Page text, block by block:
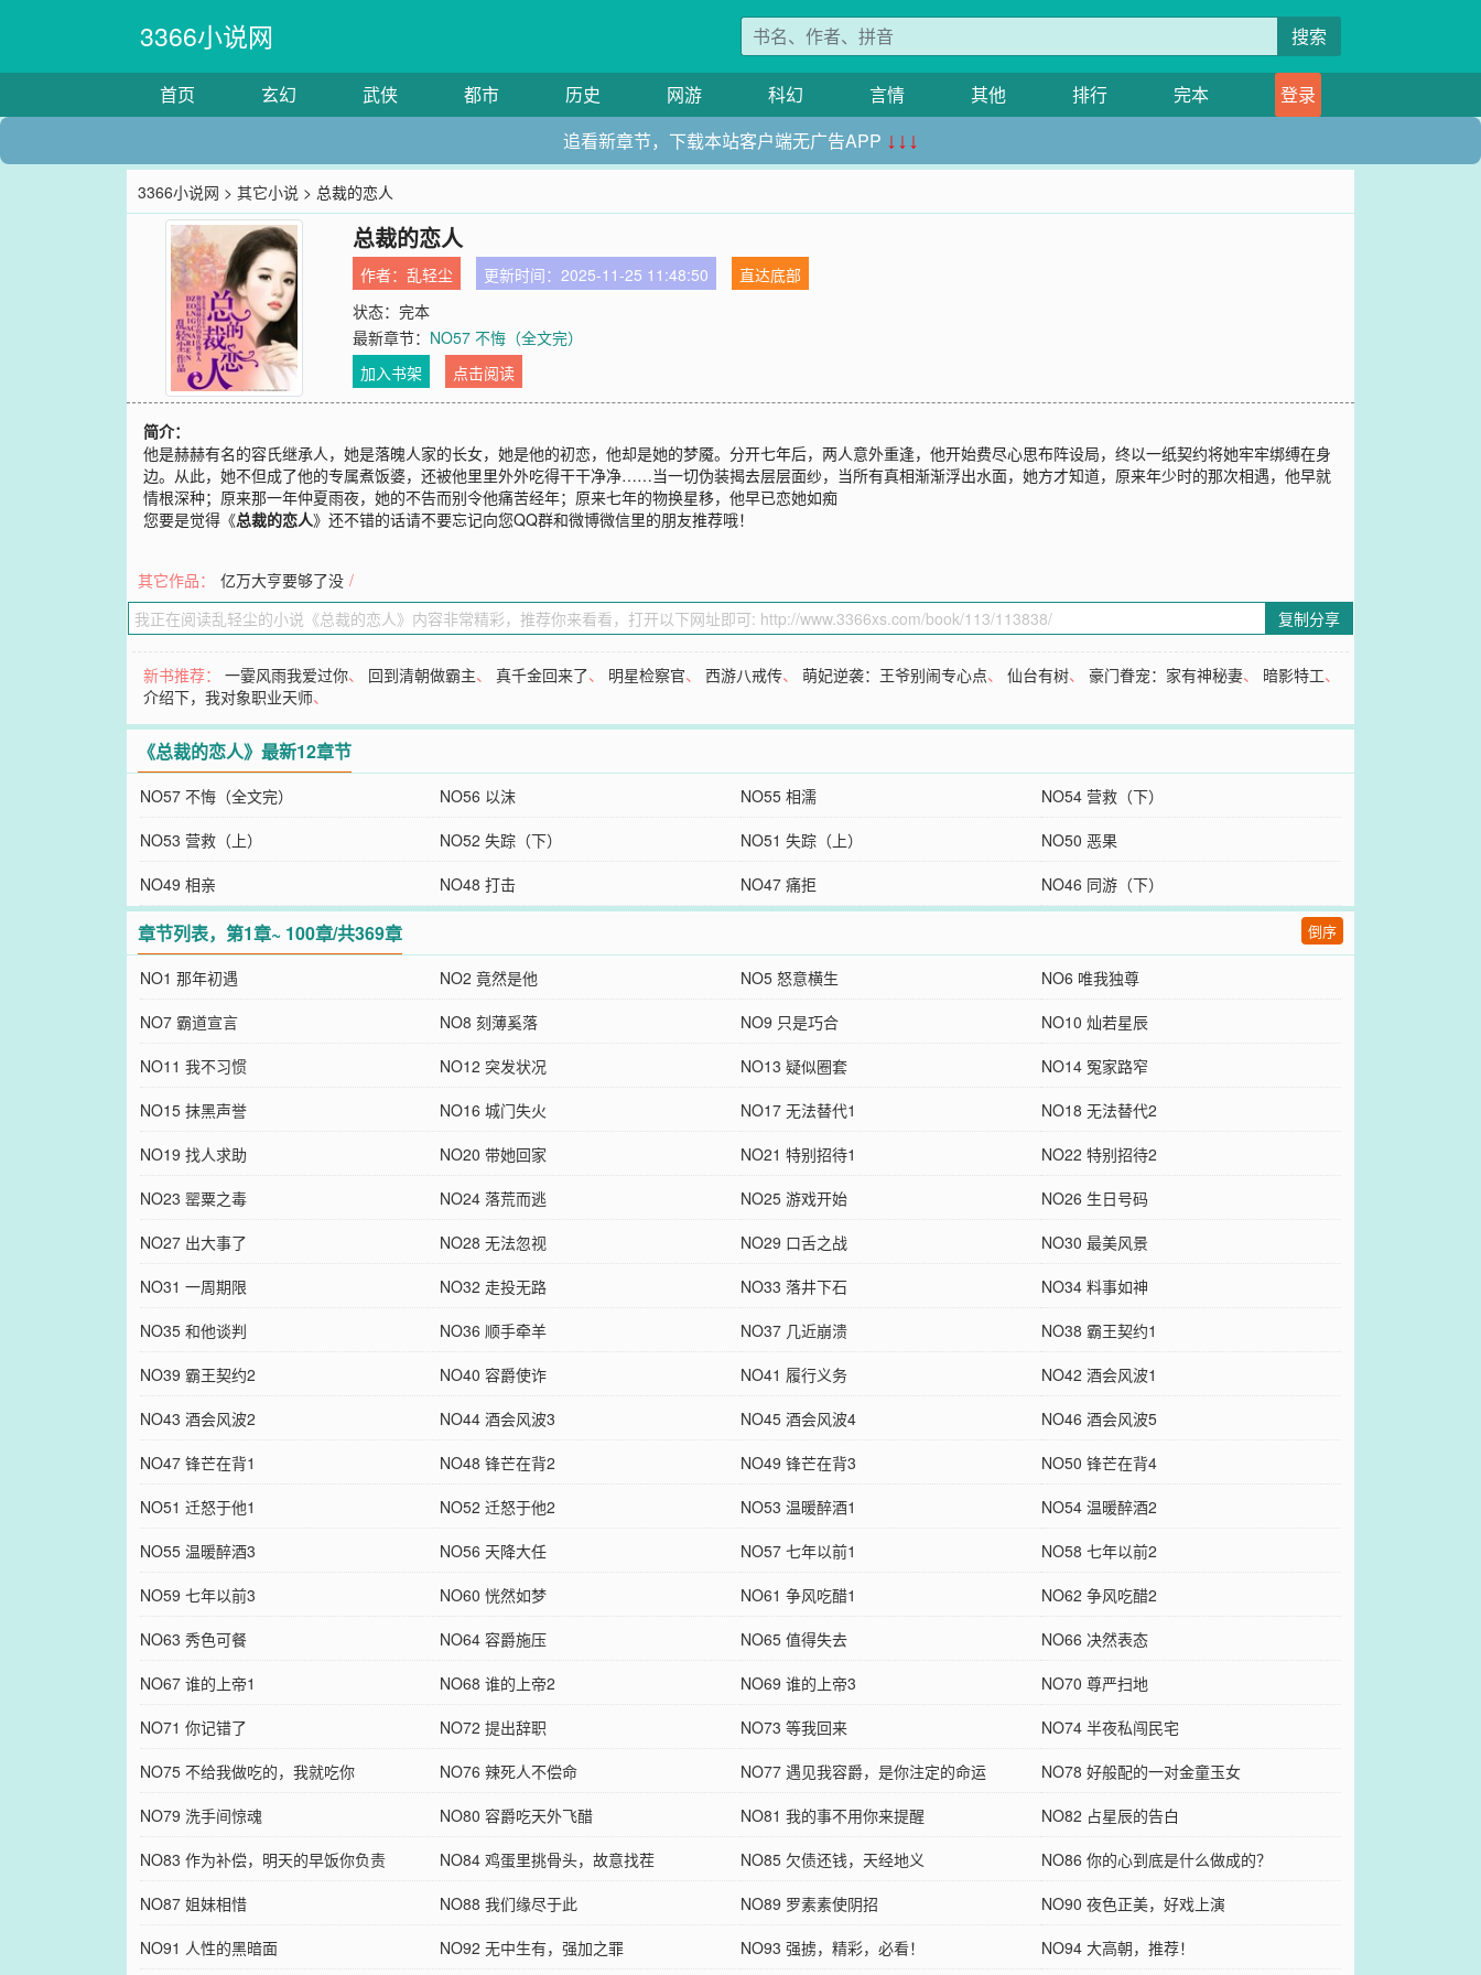
3366小说网 搜索
首页 玄幻 武侠 都市 历史 网游 科幻 言情 其他 排行 完本
登录
追看新章节，下载本站客户端无广告APP ↓↓↓
3366小说网 >其它小说 > 总裁的恋人
总裁的恋人
作者：乱轻尘 更新时间：2025-11-25 11:48:50
直达底部
状态：完本
最新章节： NO57 不悔（全文完）
加入书架
点击阅读
简介：
他是赫赫有名的容氏继承人，她是落魄人家的长女，她是他的初恋，他却是她的梦魇。分开七年后，两人意外重逢，他开始费尽心思布阵设局，终以一纸契约将她牢牢绑缚在身
边。从此，她不但成了他的专属煮饭婆，还被他里里外外吃得干干净净……当一切伪装揭去层层面纱，当所有真相渐渐浮出水面，她方才知道，原来年少时的那次相遇，他早就
情根深种；原来那一年仲夏雨夜，她的不告而别令他痛苦经年；原来七年的物换星移，他早已恋她如痴
您要是觉得《总裁的恋人》还不错的话请不要忘记向您QQ群和微博微信里的朋友推荐哦！
其它作品： 亿万大亨要够了没 /
复制分享
新书推荐：一霎风雨我爱过你、 回到清朝做霸主、真千金回来了、 明星检察官、西游八戒传、萌妃逆袭：王爷别闹专心点、仙台有树、豪门眷宠：家有神秘妻、 暗影特工、
介绍下，我对象职业天师、
《总裁的恋人》最新12章节
NO57 不悔（全文完） NO56 以沫 NO55 相濡
NO54 营救（下）
NO53 营救（上）
NO52 失踪（下） NO51 失踪（上）
NO50 恶果
NO49 相亲
NO48 打击 NO47 痛拒 NO46 同游（下）
章节列表，第1章~ 100章/共369章 倒序
NO1 那年初遇 NO2 竟然是他 NO5 怒意横生
NO6 唯我独尊
NO7 霸道宣言
NO8 刻薄奚落 NO9 只是巧合
NO10 灿若星辰
NO11 我不习惯
NO12 突发状况 NO13 疑似圈套
NO14 冤家路窄
NO15 抹黑声誉
NO16 城门失火 NO17 无法替代1
NO18 无法替代2
NO19 找人求助
NO20 带她回家 NO21 特别招待1
NO22 特别招待2
NO23 罂粟之毒
NO24 落荒而逃 NO25 游戏开始
NO26 生日号码
NO27 出大事了
NO28 无法忽视 NO29 口舌之战
NO30 最美风景
NO31 一周期限
NO32 走投无路 NO33 落井下石
NO34 料事如神
NO35 和他谈判
NO36 顺手牵羊 NO37 几近崩溃
NO38 霸王契约1
NO39 霸王契约2
NO40 容爵使诈 NO41 履行义务
NO42 酒会风波1
NO43 酒会风波2
NO44 酒会风波3 NO45 酒会风波4
NO46 酒会风波5
NO47 锋芒在背1
NO48 锋芒在背2 NO49 锋芒在背3
NO50 锋芒在背4
NO51 迁怒于他1
NO52 迁怒于他2 NO53 温暖醉酒1
NO54 温暖醉酒2
NO55 温暖醉酒3
NO56 天降大任 NO57 七年以前1
NO58 七年以前2
NO59 七年以前3
NO60 恍然如梦 NO61 争风吃醋1
NO62 争风吃醋2
NO63 秀色可餐
NO64 容爵施压 NO65 值得失去
NO66 决然表态
NO67 谁的上帝1
NO68 谁的上帝2 NO69 谁的上帝3
NO70 尊严扫地
NO71 你记错了
NO72 提出辞职 NO73 等我回来
NO74 半夜私闯民宅
NO75 不给我做吃的，我就吃你
NO76 辣死人不偿命 NO77 遇见我容爵，是你注定的命运
NO78 好般配的一对金童玉女
NO79 洗手间惊魂
NO80 容爵吃天外飞醋 NO81 我的事不用你来提醒
NO82 占星辰的告白
NO83 作为补偿，明天的早饭你负责
NO84 鸡蛋里挑骨头，故意找茬 NO85 欠债还钱，天经地义
NO86 你的心到底是什么做成的？
NO87 姐妹相惜
NO88 我们缘尽于此 NO89 罗素素使阴招
NO90 夜色正美，好戏上演
NO91 人性的黑暗面
NO92 无中生有，强加之罪 NO93 强掳，精彩，必看！ NO94 大高朝，推荐！